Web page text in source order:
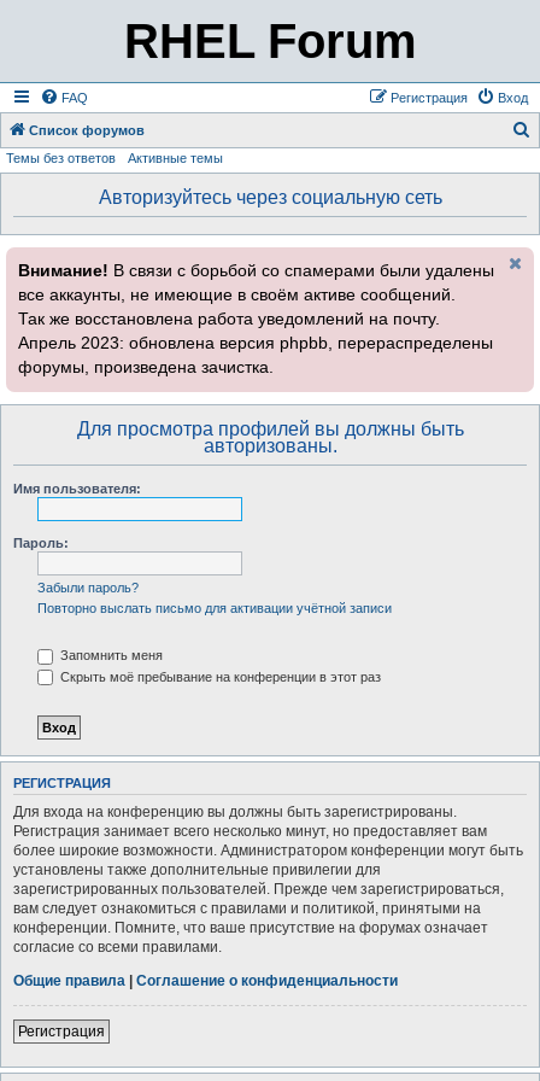
RHEL Forum
FAQ Вход
Регистрация
Список форумов
Темы без ответов Активные темы
Авторизуйтесь через социальную сеть
Внимание! В связи с борьбой со спамерами были удалены
все аккаунты, не имеющие в своём активе сообщений.
Так же восстановлена работа уведомлений на почту.
Апрель 2023: обновлена версия phpbb, перераспределены
форумы, произведена зачистка.
Для просмотра профилей вы должны быть
авторизованы.
Имя пользователя:
Пароль:
Забыли пароль?
Повторно выслать письмо для активации учётной записи
Запомнить меня
Скрыть моё пребывание на конференции в этот раз
РЕГИСТРАЦИЯ
Для входа на конференцию вы должны быть зарегистрированы.
Регистрация занимает всего несколько минут, но предоставляет вам
более широкие возможности. Администратором конференции могут быть
установлены также дополнительные привилегии для
зарегистрированных пользователей. Прежде чем зарегистрироваться,
вам следует ознакомиться с правилами и политикой, принятыми на
конференции. Помните, что ваше присутствие на форумах означает
согласие со всеми правилами.
Общие правила | Соглашение о конфиденциальности
Регистрация